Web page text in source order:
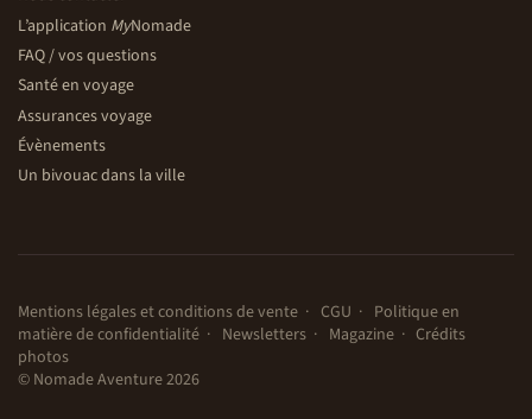
L’application MyNomade
FAQ / vos questions
Santé en voyage
Assurances voyage
Évènements
Un bivouac dans la ville
Mentions légales et conditions de vente CGU
Politique en
matière de confidentialité
Newsletters Magazine
Crédits
photos
© Nomade Aventure 2026